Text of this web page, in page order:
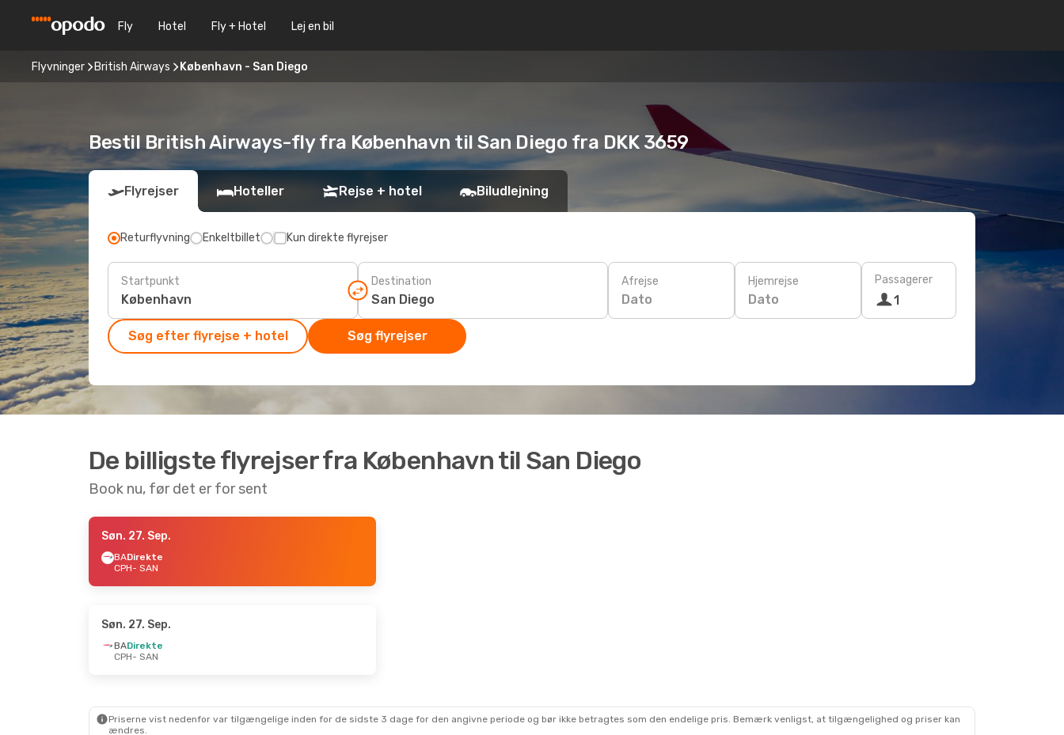
Fly Hotel Fly + Hotel Lej en bil
Flyvninger British Airways København - San Diego
Bestil British Airways-fly fra København til San Diego fra DKK 3659
Flyrejser Hoteller Rejse + hotel Biludlejning
Returflyvning Enkeltbillet Kun direkte flyrejser
Startpunkt Destination Afrejse
Dato
Hjemrejse
Dato
Passagerer
1
Søg efter flyrejse + hotel Søg flyrejser
De billigste flyrejser fra København til San Diego
Book nu, før det er for sent
Søn. 27. Sep.
BADirekte
CPH- SAN
Søn. 27. Sep.
BADirekte
CPH- SAN
Priserne vist nedenfor var tilgængelige inden for de sidste 3 dage for den angivne periode og bør ikke betragtes som den endelige pris. Bemærk venligst, at tilgængelighed og priser kan
ændres.